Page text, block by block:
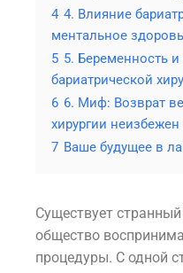
4 4. Влияние
ментальное
5 5. Беременность
бариатрической
6 6. Миф: Возврат
хирургии неизбежен
7 Ваше будущее в
Существует
общество
процедуры. С одной